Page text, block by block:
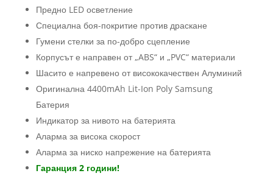
Предно LED осветление
Специална боя-покритие против драскане
Гумени стелки за по-добро сцепление
Корпусът е направен от „ABS“ и „PVC“ материали
Шасито е напревено от висококачествен Алуминий
Оригинална 4400mAh Lit-Ion Poly Samsung
Батерия
Индикатор за нивото на батерията
Аларма за висока скорост
Аларма за ниско напрежение на батерията
Гаранция 2 години!